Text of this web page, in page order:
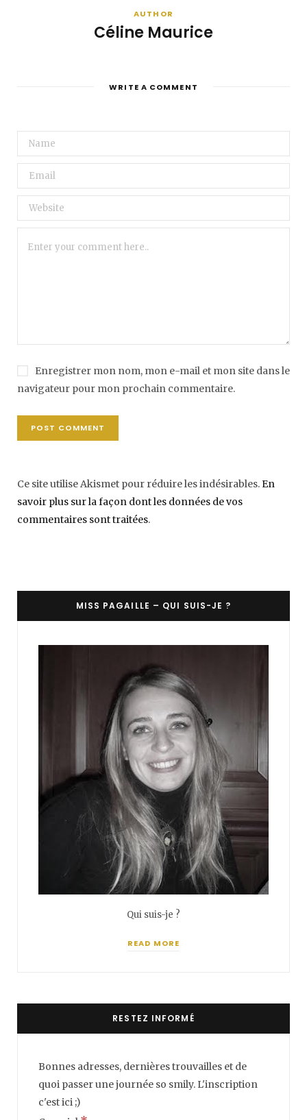
AUTHOR
Céline Maurice
WRITE A COMMENT
Enregistrer mon nom, mon e-mail et mon site dans le
navigateur pour mon prochain commentaire.
Ce site utilise Akismet pour réduire les indésirables.En
savoir plus sur la façon dont les données de vos
commentaires sont traitées.
MISS PAGAILLE – QUI SUIS-JE ?
Qui suis-je ?
READ MORE
RESTEZ INFORMÉ
Bonnes adresses, dernières trouvailles et de
quoi passer une journée so smily. L'inscription
c'est ici ;)